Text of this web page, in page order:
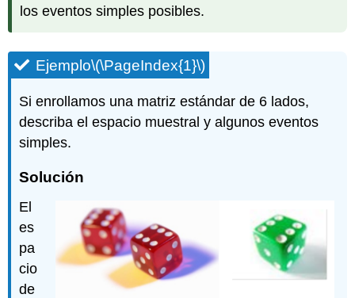
los eventos simples posibles.
Ejemplo\(\PageIndex{1}\)
Si enrollamos una matriz estándar de 6 lados,
describa el espacio muestral y algunos eventos
simples.
Solución
El
es
pa
cio
de